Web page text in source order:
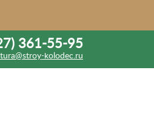
361-55-95
kolodec.ru